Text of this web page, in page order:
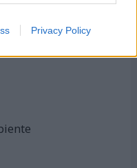
Privacy Policy